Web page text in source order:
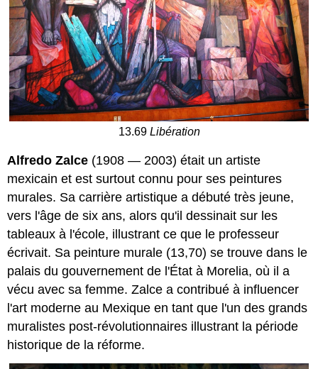
13.69 Libération
Alfredo Zalce (1908 — 2003) était un artiste
mexicain et est surtout connu pour ses peintures
murales. Sa carrière artistique a débuté très jeune,
vers l'âge de six ans, alors qu'il dessinait sur les
tableaux à l'école, illustrant ce que le professeur
écrivait. Sa peinture murale (13,70) se trouve dans le
palais du gouvernement de l'État à Morelia, où il a
vécu avec sa femme. Zalce a contribué à influencer
l'art moderne au Mexique en tant que l'un des grands
muralistes post-révolutionnaires illustrant la période
historique de la réforme.